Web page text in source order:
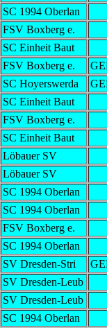
SC 1994 Oberlan
FSV Boxberg e.
SC Einheit Baut
FSV Boxberg e.
SC Hoyerswerda
SC Einheit Baut
FSV Boxberg e.
SC Einheit Baut
Löbauer SV
Löbauer SV
SC 1994 Oberlan
SC 1994 Oberlan
FSV Boxberg e.
SC 1994 Oberlan
SV Dresden-Stri
SV Dresden-Leub
SV Dresden-Leub
SC 1994 Oberlan